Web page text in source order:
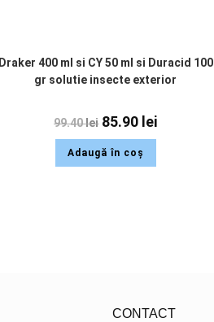
Draker 400 ml si CY 50 ml si Duracid 100
gr solutie insecte exterior
99.40lei 85.90 lei
Adaugă în coș
CONTACT